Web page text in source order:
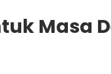
Masa